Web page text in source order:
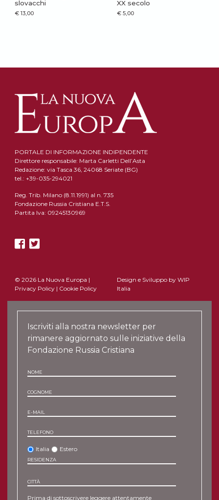
slovacchi
€ 13,00
XX secolo
€ 5,00
PORTALE DI INFORMAZIONE INDIPENDENTE
Direttore responsabile: Marta Carletti Dell’Asta
Redazione: via Tasca 36, 24068 Seriate (BG)
tel.: +39-035-294021
Reg. Trib. Milano (8.11.1991) al n. 735
Fondazione Russia Cristiana E.T.S.
Partita Iva: 09245130969
© 2026 La Nuova Europa |
Privacy Policy | Cookie Policy
Design e Sviluppo by WIP
Italia
Iscriviti alla nostra newsletter per
rimanere aggiornato sulle iniziative della
Fondazione Russia Cristiana
NOME
COGNOME
E-MAIL
TELEFONO
Italia Estero
RESIDENZA
CITTÀ
Prima di sottoscrivere leggere attentamente